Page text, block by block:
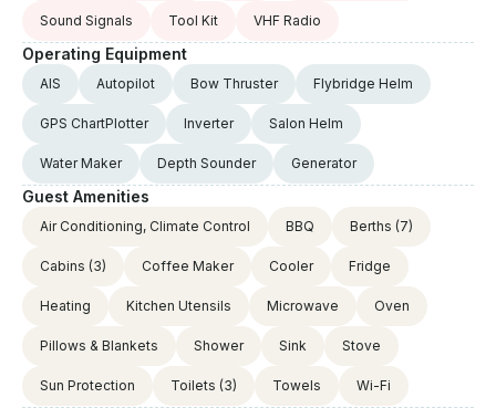
Sound Signals Tool Kit VHF Radio
Operating Equipment
AIS Autopilot Bow Thruster Flybridge Helm
GPS ChartPlotter Inverter Salon Helm
Water Maker Depth Sounder Generator
Guest Amenities
Air Conditioning, Climate Control BBQ Berths (7)
Cabins (3) Coffee Maker Cooler Fridge
Heating Kitchen Utensils Microwave Oven
Pillows & Blankets Shower Sink Stove
Sun Protection Toilets (3) Towels Wi-Fi